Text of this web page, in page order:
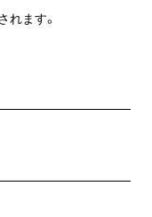
ます。